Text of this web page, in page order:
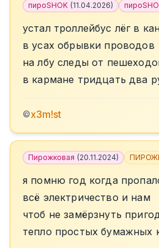
пироSHOK (11.04.2026)
устал троллейбус лёг в
в усах обрывки проводов
на лбу следы от
в кармане тридцать два
©x3m!st
Пирожковая (20.11.2024)
я помню год когда
всё электричество и нам
чтоб не замёрзнуть
тепло простых бумажных